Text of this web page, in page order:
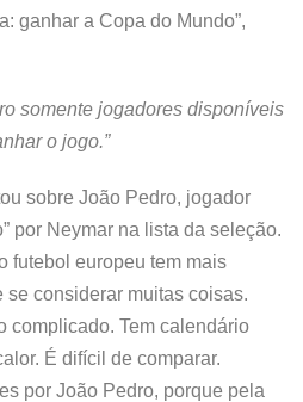
ganhar a Copa do Mundo”,
somente jogadores disponíveis
o jogo.”
sobre João Pedro, jogador
por Neymar na lista da seleção.
futebol europeu tem mais
se considerar muitas coisas.
complicado. Tem calendário
É difícil de comparar.
por João Pedro, porque pela